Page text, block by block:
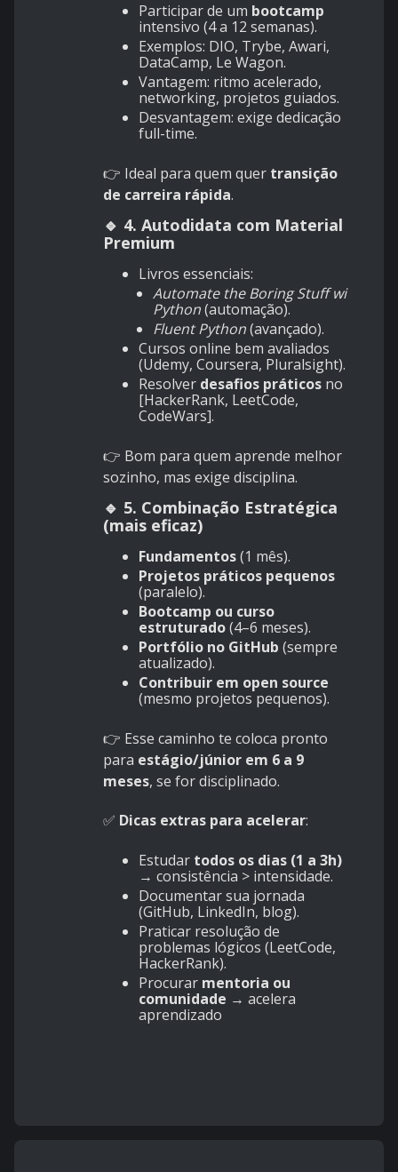
Participar de um bootcamp
intensivo (4 a 12 semanas).
Exemplos: DIO, Trybe, Awari,
DataCamp, Le Wagon.
Vantagem: ritmo acelerado,
networking, projetos guiados.
Desvantagem: exige dedicação
full-time.
👉 Ideal para quem quer transição
de carreira rápida.
🔹 4. Autodidata com Material
Premium
Livros essenciais:
Automate the Boring Stuff with
Python(automação).
Fluent Python(avançado).
Cursos online bem avaliados
(Udemy, Coursera, Pluralsight).
Resolver desafios práticos no
[HackerRank, LeetCode,
CodeWars].
👉 Bom para quem aprende melhor
sozinho, mas exige disciplina.
🔹 5. Combinação Estratégica
(mais eficaz)
Fundamentos(1 mês).
Projetos práticos pequenos
(paralelo).
Bootcamp ou curso
estruturado(4–6 meses).
Portfólio no GitHub (sempre
atualizado).
Contribuir em open source
(mesmo projetos pequenos).
👉 Esse caminho te coloca pronto
para estágio/júnior em 6 a 9
meses, se for disciplinado.
✅ Dicas extras para acelerar:
Estudar todos os dias (1 a 3h)
→ consistência > intensidade.
Documentar sua jornada
(GitHub, LinkedIn, blog).
Praticar resolução de
problemas lógicos (LeetCode,
HackerRank).
Procurar mentoria ou
comunidade → acelera
aprendizado